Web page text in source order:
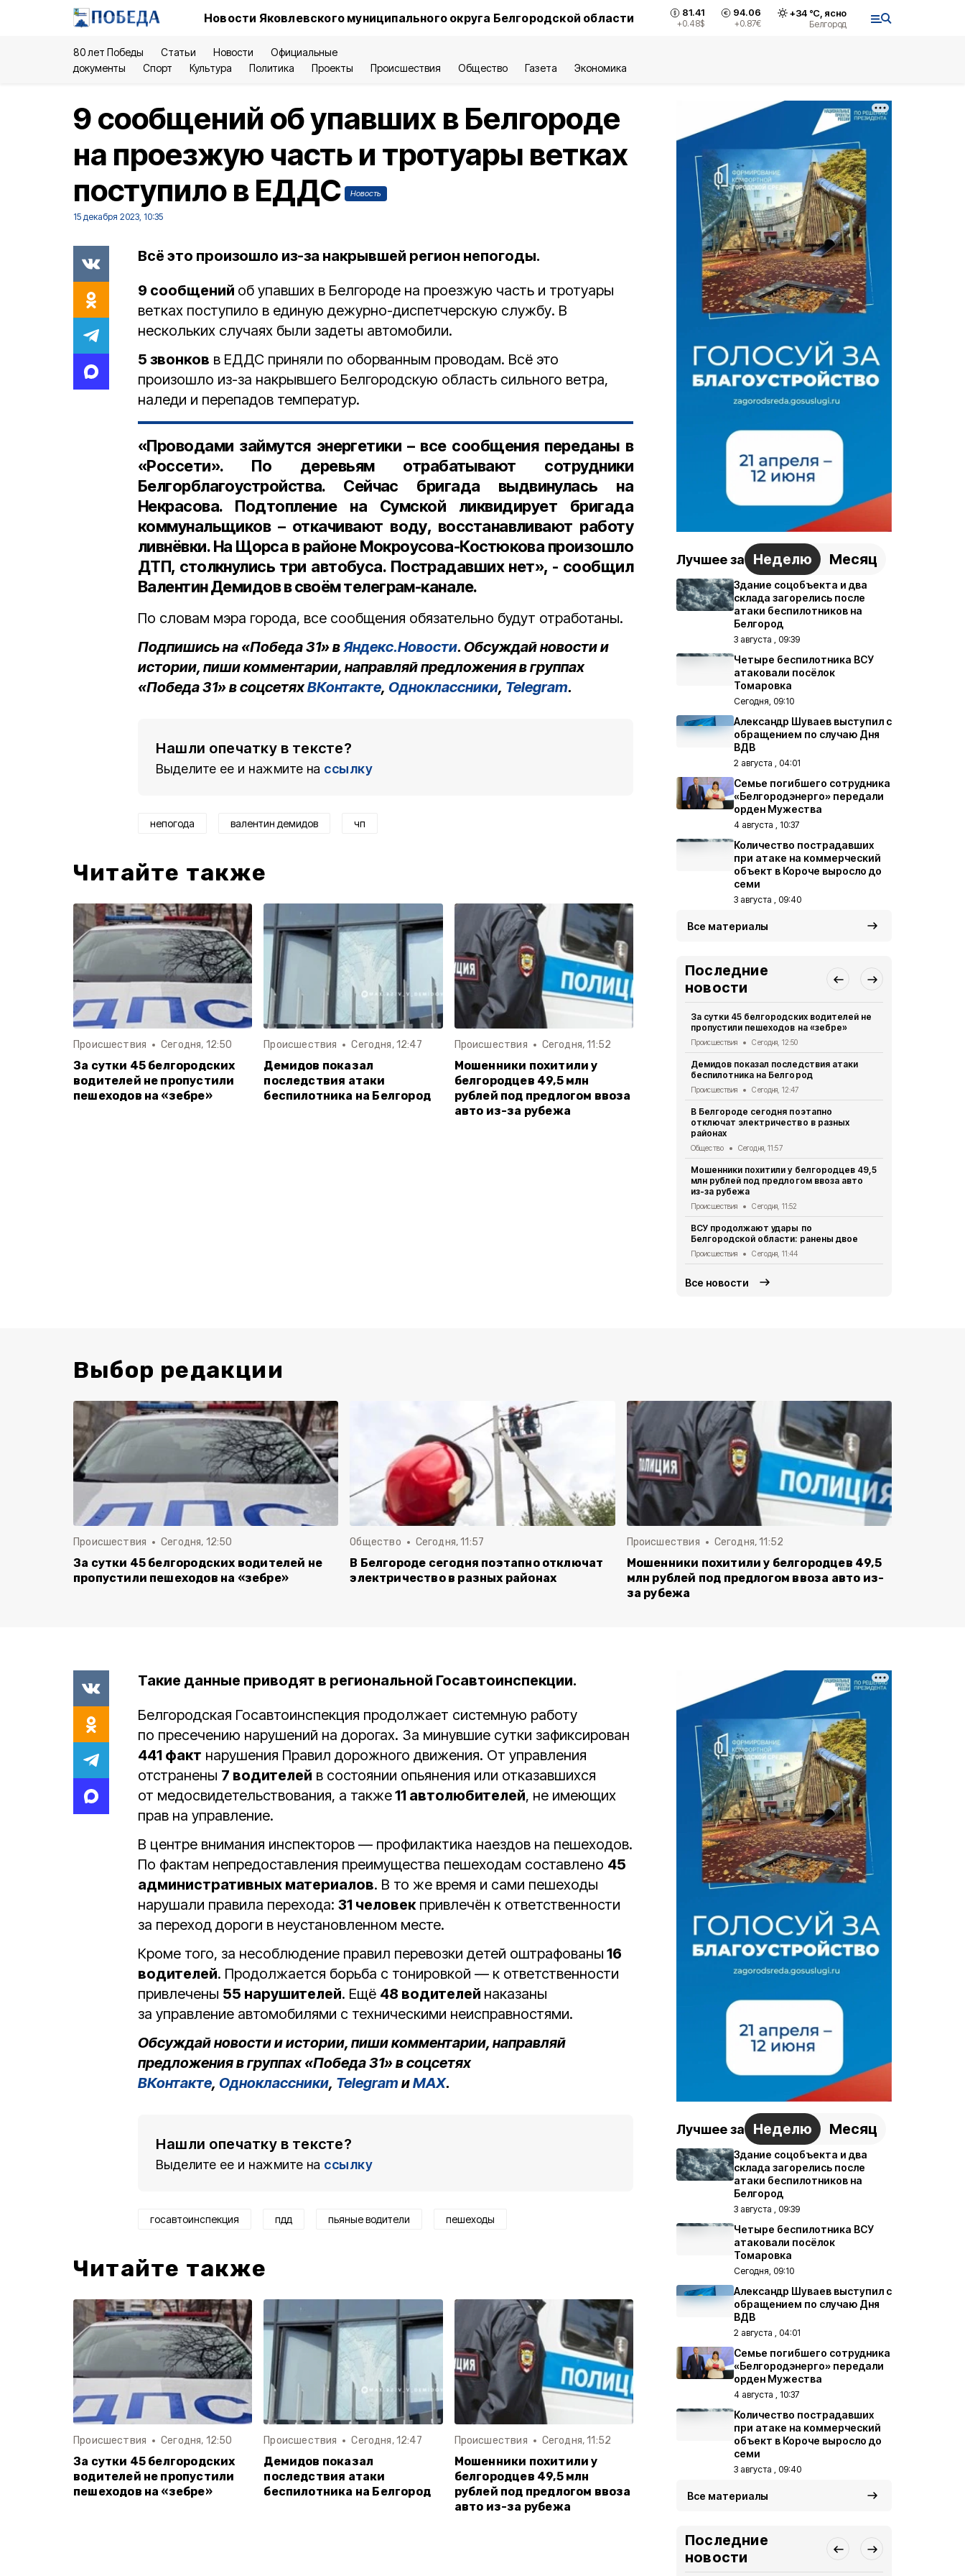
Новости Яковлевского муниципального округа Белгородской области 81.41
+0.48$
94.06
+0.87€
+34°С, ясно
Белгород
80 лет Победы Статьи Новости
Официальные
документы
Спорт Культура Политика Проекты Происшествия Общество Газета Экономика
9 сообщений об упавших в Белгороде
на проезжую часть и тротуары ветках
поступило в ЕДДС
Новость
15 декабря 2023, 10:35
Всё это произошло из-за накрывшей регион непогоды.
9 сообщений об упавших в Белгороде на проезжую часть и тротуары
ветках поступило в единую дежурно-диспетчерскую службу. В
нескольких случаях были задеты автомобили.
5 звонков в ЕДДС приняли по оборванным проводам. Всё это
произошло из-за накрывшего Белгородскую область сильного ветра,
наледи и перепадов температур.
«Проводами займутся энергетики – все сообщения переданы в
«Россети». По деревьям отрабатывают сотрудники
Белгорблагоустройства. Сейчас бригада выдвинулась на
Некрасова. Подтопление на Сумской ликвидирует бригада
коммунальщиков – откачивают воду, восстанавливают работу
ливнёвки. На Щорса в районе Мокроусова-Костюкова произошло
ДТП, столкнулись три автобуса. Пострадавших нет», - сообщил
Валентин Демидов в своём телеграм-канале.
По словам мэра города, все сообщения обязательно будут отработаны.
Подпишись на «Победа 31» вЯндекс.Новости. Обсуждай новости и
истории, пиши комментарии, направляй предложения в группах
«Победа 31» в соцсетяхВКонтакте, Одноклассники, Telegram.
Нашли опечатку в тексте?
Выделите ее и нажмите на ссылку
непогода валентин демидов чп
Читайте также
Происшествия Сегодня, 12:50
За сутки 45 белгородских
водителей не пропустили
пешеходов на «зебре»
Происшествия Сегодня, 12:47
Демидов показал
последствия атаки
беспилотника на Белгород
Происшествия Сегодня, 11:52
Мошенники похитили у
белгородцев 49,5 млн
рублей под предлогом ввоза
авто из-за рубежа
Лучшее за Неделю Месяц
Здание соцобъекта и два
склада загорелись после
атаки беспилотников на
Белгород
3 августа , 09:39
Четыре беспилотника ВСУ
атаковали посёлок
Томаровка
Сегодня, 09:10
Александр Шуваев выступил с
обращением по случаю Дня
ВДВ
2 августа , 04:01
Семье погибшего сотрудника
«Белгородэнерго» передали
орден Мужества
4 августа , 10:37
Количество пострадавших
при атаке на коммерческий
объект в Короче выросло до
семи
3 августа , 09:40
Все материалы
Последние
новости
За сутки 45 белгородских водителей не
пропустили пешеходов на «зебре»
Происшествия Сегодня, 12:50
Демидов показал последствия атаки
беспилотника на Белгород
Происшествия Сегодня, 12:47
В Белгороде сегодня поэтапно
отключат электричество в разных
районах
Общество Сегодня, 11:57
Мошенники похитили у белгородцев 49,5
млн рублей под предлогом ввоза авто
из-за рубежа
Происшествия Сегодня, 11:52
ВСУ продолжают удары по
Белгородской области: ранены двое
Происшествия Сегодня, 11:44
Все новости
Выбор редакции
Происшествия Сегодня, 12:50
За сутки 45 белгородских водителей не
пропустили пешеходов на «зебре»
Общество Сегодня, 11:57
В Белгороде сегодня поэтапно отключат
электричество в разных районах
Происшествия Сегодня, 11:52
Мошенники похитили у белгородцев 49,5
млн рублей под предлогом ввоза авто из-
за рубежа
Такие данные приводят в региональной Госавтоинспекции.
Белгородская Госавтоинспекция продолжает системную работу
по пресечению нарушений на дорогах. За минувшие сутки зафиксирован
441 факт нарушения Правил дорожного движения. От управления
отстранены 7 водителей в состоянии опьянения или отказавшихся
от медосвидетельствования, а также11 автолюбителей, не имеющих
прав на управление.
В центре внимания инспекторов — профилактика наездов на пешеходов.
По фактам непредоставления преимущества пешеходам составлено 45
административных материалов. В то же время и сами пешеходы
нарушали правила перехода: 31 человекпривлечён к ответственности
за переход дороги в неустановленном месте.
Кроме того, за несоблюдение правил перевозки детей оштрафованы 16
водителей. Продолжается борьба с тонировкой — к ответственности
привлечены 55 нарушителей. Ещё 48 водителей наказаны
за управление автомобилями с техническими неисправностями.
Обсуждай новости и истории, пиши комментарии, направляй
предложения в группах «Победа 31» в соцсетях
ВКонтакте, Одноклассники, Telegram иMAX.
Нашли опечатку в тексте?
Выделите ее и нажмите на ссылку
госавтоинспекция пдд пьяные водители пешеходы
Читайте также
Происшествия Сегодня, 12:50
За сутки 45 белгородских
водителей не пропустили
пешеходов на «зебре»
Происшествия Сегодня, 12:47
Демидов показал
последствия атаки
беспилотника на Белгород
Происшествия Сегодня, 11:52
Мошенники похитили у
белгородцев 49,5 млн
рублей под предлогом ввоза
авто из-за рубежа
Лучшее за Неделю Месяц
Здание соцобъекта и два
склада загорелись после
атаки беспилотников на
Белгород
3 августа , 09:39
Четыре беспилотника ВСУ
атаковали посёлок
Томаровка
Сегодня, 09:10
Александр Шуваев выступил с
обращением по случаю Дня
ВДВ
2 августа , 04:01
Семье погибшего сотрудника
«Белгородэнерго» передали
орден Мужества
4 августа , 10:37
Количество пострадавших
при атаке на коммерческий
объект в Короче выросло до
семи
3 августа , 09:40
Все материалы
Последние
новости